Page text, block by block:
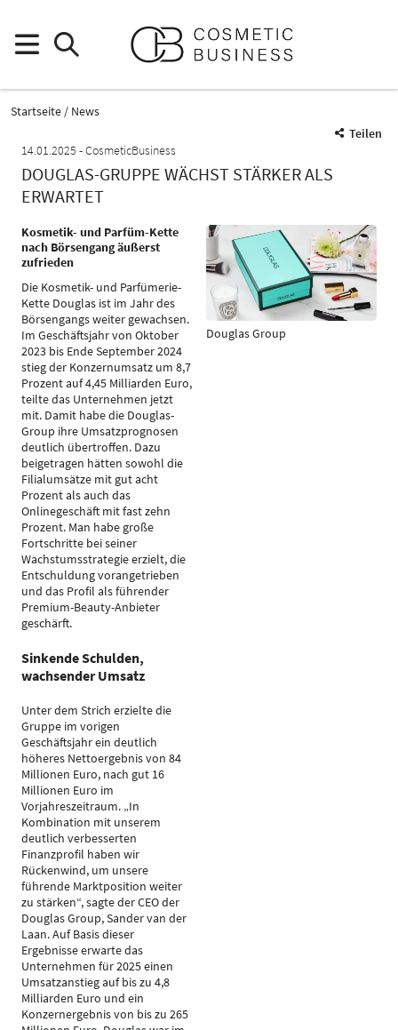
Startseite
News
Teilen
14.01.2025
CosmeticBusiness
DOUGLAS-GRUPPE WÄCHST STÄRKER ALS
ERWARTET
Kosmetik- und Parfüm-Kette
nach Börsengang äußerst
zufrieden
Die Kosmetik- und Parfümerie-
Kette Douglas ist im Jahr des
Börsengangs weiter gewachsen.
Im Geschäftsjahr von Oktober
2023 bis Ende September 2024
stieg der Konzernumsatz um 8,7
Prozent auf 4,45 Milliarden Euro,
teilte das Unternehmen jetzt
mit. Damit habe die Douglas-
Group ihre Umsatzprognosen
deutlich übertroffen. Dazu
beigetragen hätten sowohl die
Filialumsätze mit gut acht
Prozent als auch das
Onlinegeschäft mit fast zehn
Prozent. Man habe große
Fortschritte bei seiner
Wachstumsstrategie erzielt, die
Entschuldung vorangetrieben
und das Profil als führender
Premium-Beauty-Anbieter
geschärft.
Sinkende Schulden,
wachsender Umsatz
Unter dem Strich erzielte die
Gruppe im vorigen
Geschäftsjahr ein deutlich
höheres Nettoergebnis von 84
Millionen Euro, nach gut 16
Millionen Euro im
Vorjahreszeitraum. „In
Kombination mit unserem
deutlich verbesserten
Finanzprofil haben wir
Rückenwind, um unsere
führende Marktposition weiter
zu stärken“, sagte der CEO der
Douglas Group, Sander van der
Laan. Auf Basis dieser
Ergebnisse erwarte das
Unternehmen für 2025 einen
Umsatzanstieg auf bis zu 4,8
Milliarden Euro und ein
Konzernergebnis von bis zu 265
Douglas Group